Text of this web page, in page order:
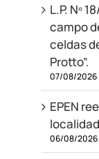
L.P. Nº
campo
celdas
Protto”.
07/08/2026
EPEN
06/08/2026